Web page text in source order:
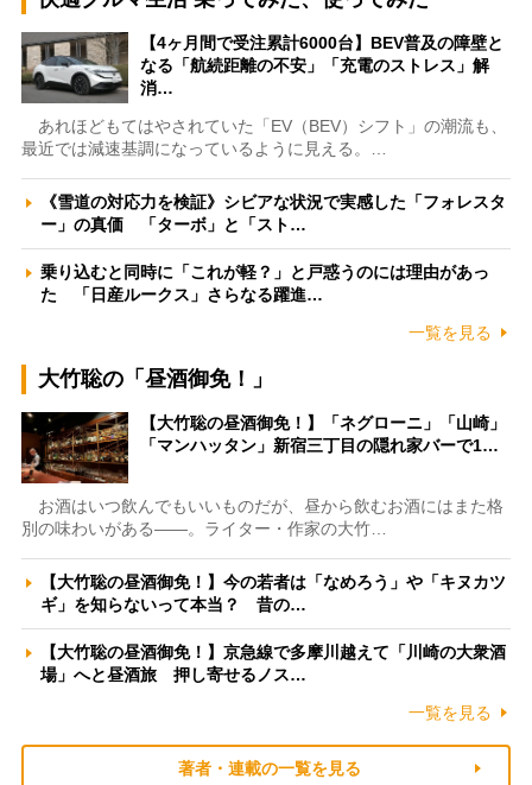
【4ヶ月間で受注累計6000台】BEV普及の障壁と
なる「航続距離の不安」「充電のストレス」解
消…
あれほどもてはやされていた「EV（BEV）シフト」の潮流も、
最近では減速基調になっているように見える。…
《雪道の対応力を検証》シビアな状況で実感した「フォレスタ
ー」の真価 「ターボ」と「スト…
乗り込むと同時に「これが軽？」と戸惑うのには理由があっ
た 「日産ルークス」さらなる躍進…
一覧を見る
大竹聡の「昼酒御免！」
【大竹聡の昼酒御免！】「ネグローニ」「山崎」
「マンハッタン」新宿三丁目の隠れ家バーで1…
お酒はいつ飲んでもいいものだが、昼から飲むお酒にはまた格
別の味わいがある――。ライター・作家の大竹…
【大竹聡の昼酒御免！】今の若者は「なめろう」や「キヌカツ
ギ」を知らないって本当？ 昔の…
【大竹聡の昼酒御免！】京急線で多摩川越えて「川崎の大衆酒
場」へと昼酒旅 押し寄せるノス…
一覧を見る
著者・連載の一覧を見る